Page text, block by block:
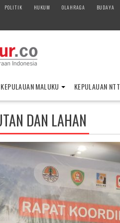
POLITIK HUKUM OLAHRAGA BUDAYA
KEPULAUAN MALUKU KEPULAUAN NTT
DAN LAHAN